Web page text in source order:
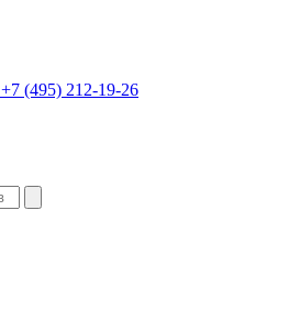
+7 (495) 212-19-26